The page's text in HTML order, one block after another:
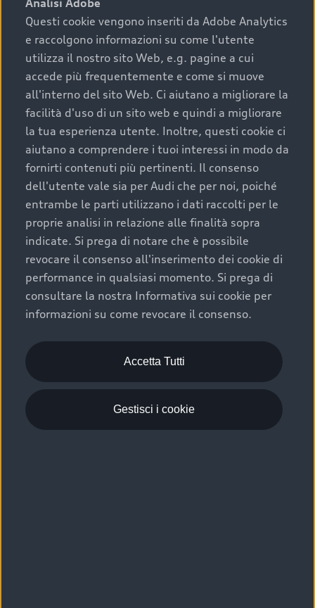
chilometraggio: un valore contenuto corrisponde a
uno stato migliore del veicolo e a una maggiore
durata nel tempo;
cronologia dei tagliandi: una documentazione
completa della vettura certifica una manutenzione
costante e accurata;
condizioni della carrozzeria e degli interni: una
buona conservazione evidenzia cura e attenzione del
precedente proprietario;
efficienza meccanica: motore, trasmissione e
componenti principali in ottimo stato garantiscono
prestazioni affidabili e sicure.
Acquistare un’auto usata in una Concessionaria ufficiale
Audi che offre l’usato garantito tramite Audi Prima
Scelta :plus, significa affidarsi ad un prodotto che viene
sottoposto a 110 controlli approfonditi e coperto da
garanzia fino a 4 anni per una maggiore tutela del tuo
acquisto.
Analisi Adobe
Questi cookie vengono inseriti da Adobe Analytics
e raccolgono informazioni su come l'utente
utilizza il nostro sito Web, e.g. pagine a cui
accede più frequentemente e come si muove
all'interno del sito Web. Ci aiutano a migliorare la
facilità d'uso di un sito web e quindi a migliorare
la tua esperienza utente. Inoltre, questi cookie ci
aiutano a comprendere i tuoi interessi in modo da
fornirti contenuti più pertinenti. Il consenso
dell'utente vale sia per Audi che per noi, poiché
entrambe le parti utilizzano i dati raccolti per le
proprie analisi in relazione alle finalità sopra
indicate. Si prega di notare che è possibile
revocare il consenso all'inserimento dei cookie di
performance in qualsiasi momento. Si prega di
consultare la nostra Informativa sui cookie per
informazioni su come revocare il consenso.
Accetta Tutti
Gestisci i cookie